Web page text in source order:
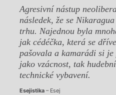
Agresivní nástup
následek, že se
trhu. Najednou byla
jak cédéčka, která se
pašovala a kamarádi si
jako vzácnost, tak
technické vybavení.
Esejistika– Esej